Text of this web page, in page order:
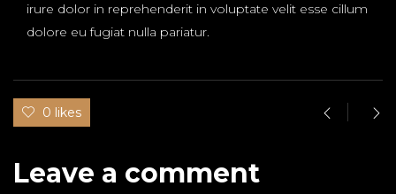
irure dolor in reprehenderit in voluptate velit esse cillum
dolore eu fugiat nulla pariatur.
0 likes
Leave a comment